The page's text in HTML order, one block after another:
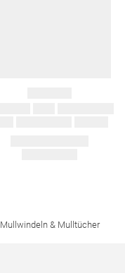
Mullwindeln & Mulltücher